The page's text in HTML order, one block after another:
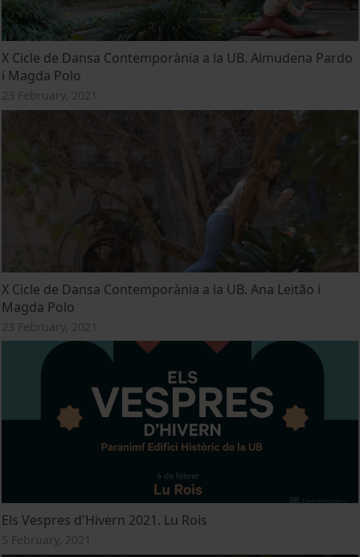
X Cicle de Dansa Contemporània a la UB. Almudena Pardo
i Magda Polo
23 February, 2021
X Cicle de Dansa Contemporània a la UB. Ana Leitão i
Magda Polo
23 February, 2021
Els Vespres d'Hivern 2021. Lu Rois
5 February, 2021